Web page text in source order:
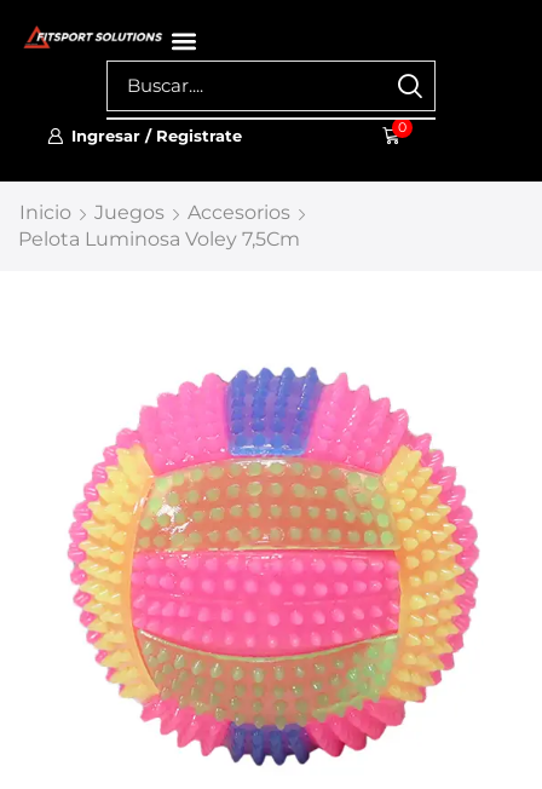
Ingresar / Registrate 0
Inicio Juegos
Accesorios
Pelota Luminosa Voley 7,5Cm